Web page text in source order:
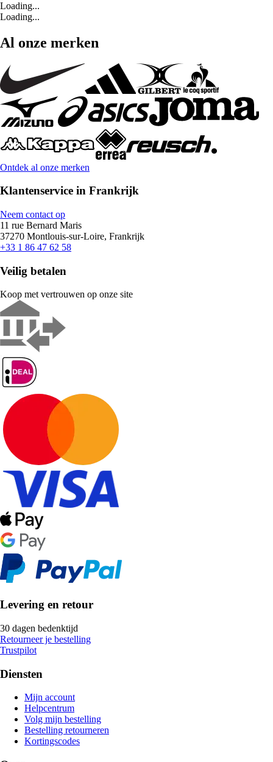
Loading...
Loading...
Al onze merken
Ontdek al onze merken
Klantenservice in Frankrijk
Neem contact op
11 rue Bernard Maris
37270 Montlouis-sur-Loire, Frankrijk
+33 1 86 47 62 58
Veilig betalen
Koop met vertrouwen op onze site
Levering en retour
30 dagen bedenktijd
Retourneer je bestelling
Trustpilot
Diensten
Mijn account
Helpcentrum
Volg mijn bestelling
Bestelling retourneren
Kortingscodes